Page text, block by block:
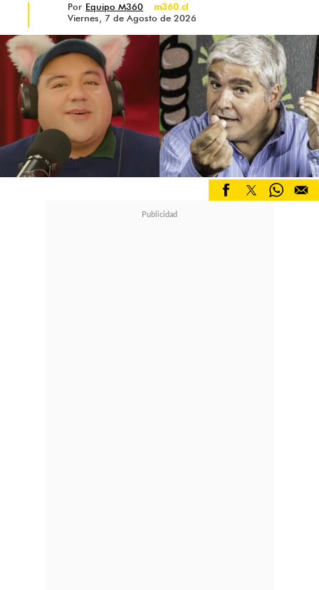
Por Equipo M360
m360.cl
Viernes, 7 de Agosto de 2026